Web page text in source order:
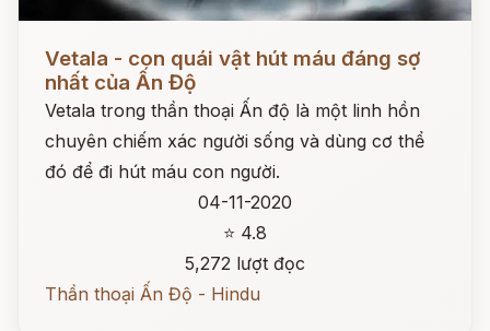
Vetala - con quái vật hút máu đáng sợ
nhất của Ấn Độ
Vetala trong thần thoại Ấn độ là một linh hồn
chuyên chiếm xác người sống và dùng cơ thể
đó để đi hút máu con người.
04-11-2020
⭐ 4.8
5,272 lượt đọc
Thần thoại Ấn Độ - Hindu